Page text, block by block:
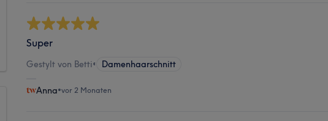
Super
Gestylt von Betti• Damenhaarschnitt
Anna•vor 2 Monaten